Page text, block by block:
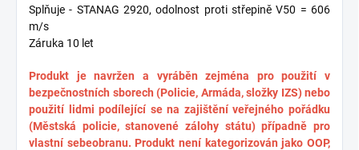
Splňuje - STANAG 2920, odolnost proti střepině V50 = 606
m/s
Záruka 10 let
Produkt je navržen a vyráběn zejména pro použití v
bezpečnostních sborech (Policie, Armáda, složky IZS) nebo
použití lidmi podílející se na zajištění veřejného pořádku
(Městská policie, stanovené zálohy státu) případně pro
vlastní sebeobranu. Produkt není kategorizován jako OOP,